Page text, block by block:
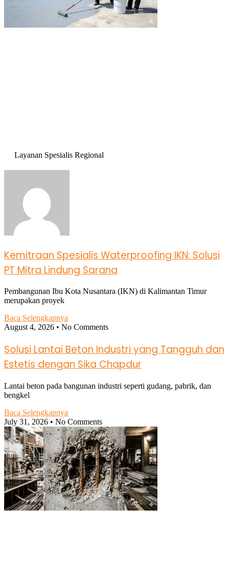
Layanan Spesialis Regional
Kemitraan Spesialis Waterproofing IKN: Solusi
PT Mitra Lindung Sarana
Pembangunan Ibu Kota Nusantara (IKN) di Kalimantan Timur
merupakan proyek
Baca Selengkapnya
August 4, 2026
No Comments
Solusi Lantai Beton Industri yang Tangguh dan
Estetis dengan Sika Chapdur
Lantai beton pada bangunan industri seperti gudang, pabrik, dan
bengkel
Baca Selengkapnya
July 31, 2026
No Comments